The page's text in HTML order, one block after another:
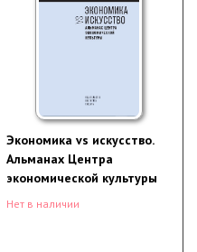
Экономика vs искусство.
Альманах Центра
экономической культуры
Нет в наличии